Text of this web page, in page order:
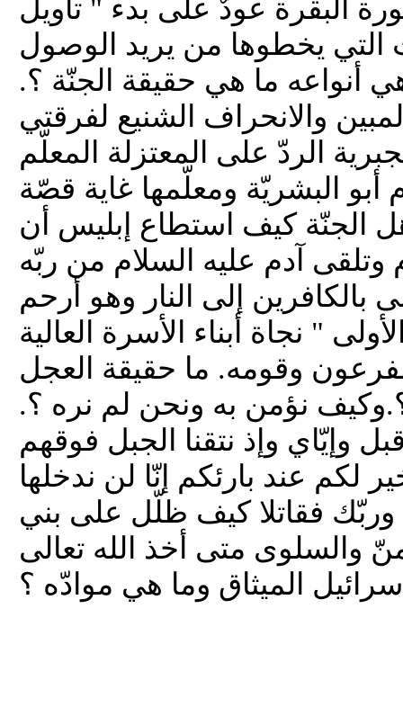
البقرة عودٌ على بدء " تأويل
التي يخطوها من يريد الوصول
أنواعه ما هي حقيقة الجنّة ؟.
والانحراف الشنيع لفرقتي
الردّ على المعتزلة المعلّم
أبو البشريّة ومعلّمها غاية قصّة
الجنّة كيف استطاع إبليس أن
وتلقى آدم عليه السلام من ربّه
بالكافرين إلى النار وهو أرحم
" نجاة أبناء الأسرة العالية
لفرعون وقومه. ما حقيقة العجل
؟.وكيف نؤمن به ونحن لم نره ؟.
وإذ نتقنا الجبل فوقهم
لكم عند بارئكم إنّا لن ندخلها
وربّك فقاتلا كيف ظلّل على بني
والسلوى متى أخذ الله تعالى
الميثاق وما هي موادّه ؟